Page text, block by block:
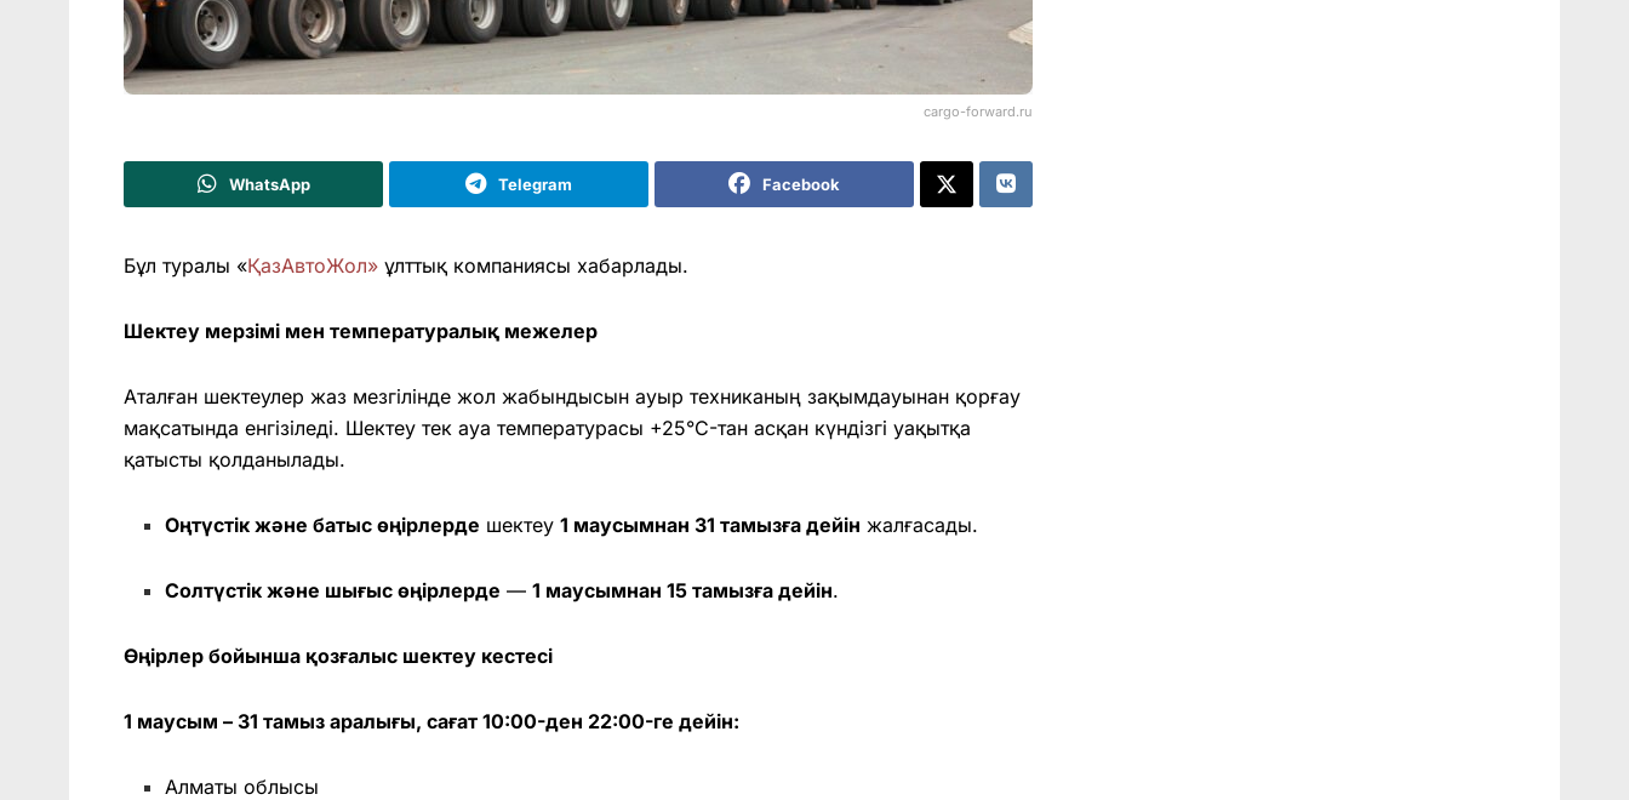
cargo-forward.ru
WhatsApp Telegram Facebook
Бұл туралы «ҚазАвтоЖол» ұлттық компаниясы хабарлады.
Шектеу мерзімі мен температуралық межелер
Аталған шектеулер жаз мезгілінде жол жабындысын ауыр техниканың зақымдауынан қорғау
мақсатында енгізіледі. Шектеу тек ауа температурасы +25°C-тан асқан күндізгі уақытқа
қатысты қолданылады.
Оңтүстік және батыс өңірлерде шектеу1 маусымнан 31 тамызға дейін жалғасады.
Солтүстік және шығыс өңірлерде —1 маусымнан 15 тамызға дейін.
Өңірлер бойынша қозғалыс шектеу кестесі
1 маусым – 31 тамыз аралығы, сағат 10:00-ден 22:00-ге дейін:
Алматы облысы